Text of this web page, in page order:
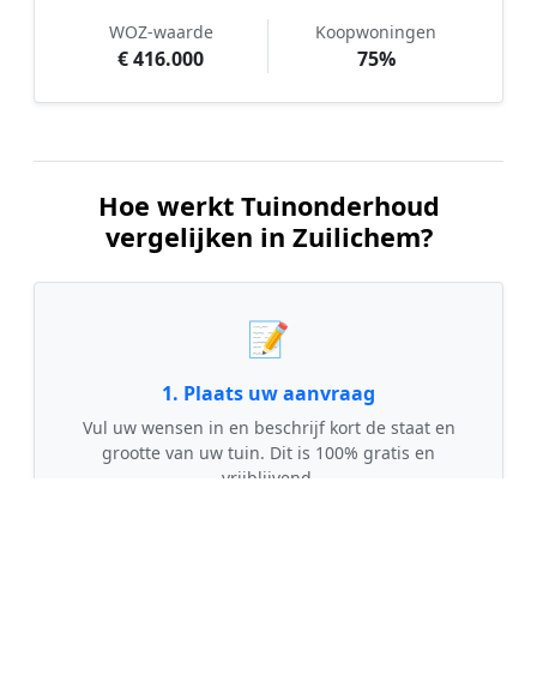
WOZ-waarde
€ 416.000
Koopwoningen
75%
Hoe werkt Tuinonderhoud
vergelijken in Zuilichem?
📝
1. Plaats uw aanvraag
Vul uw wensen in en beschrijf kort de staat en
grootte van uw tuin. Dit is 100% gratis en
vrijblijvend.